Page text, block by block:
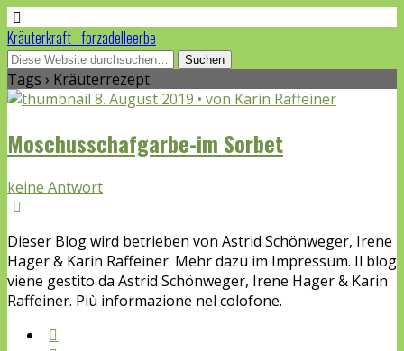
Kräuterkraft - forzadelleerbe
Tags › Kräuterrezept
8. August 2019 • von Karin Raffeiner
Moschusschafgarbe-im Sorbet
keine Antwort
Dieser Blog wird betrieben von Astrid Schönweger, Irene
Hager & Karin Raffeiner. Mehr dazu im Impressum. Il blog
viene gestito da Astrid Schönweger, Irene Hager & Karin
Raffeiner. Più informazione nel colofone.